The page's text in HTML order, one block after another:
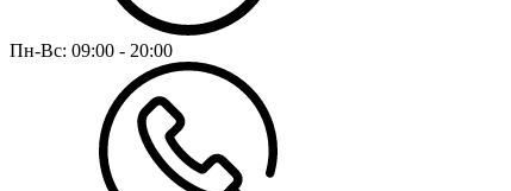
Пн-Вс: 09:00 - 20:00